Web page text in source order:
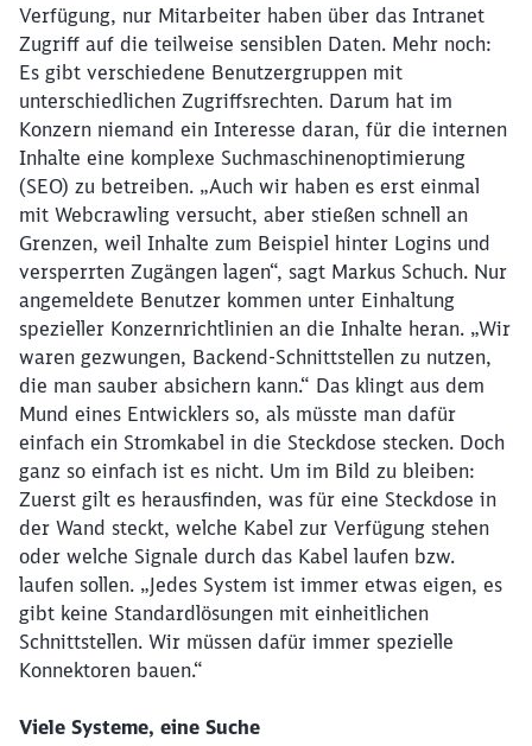
Verfügung, nur Mitarbeiter haben über das Intranet
Zugriff auf die teilweise sensiblen Daten. Mehr noch:
Es gibt verschiedene Benutzergruppen mit
unterschiedlichen Zugriffsrechten. Darum hat im
Konzern niemand ein Interesse daran, für die internen
Inhalte eine komplexe Suchmaschinenoptimierung
(SEO) zu betreiben. „Auch wir haben es erst einmal
mit Webcrawling versucht, aber stießen schnell an
Grenzen, weil Inhalte zum Beispiel hinter Logins und
versperrten Zugängen lagen“, sagt Markus Schuch. Nur
angemeldete Benutzer kommen unter Einhaltung
spezieller Konzernrichtlinien an die Inhalte heran. „Wir
waren gezwungen, Backend-Schnittstellen zu nutzen,
die man sauber absichern kann.“ Das klingt aus dem
Mund eines Entwicklers so, als müsste man dafür
einfach ein Stromkabel in die Steckdose stecken. Doch
ganz so einfach ist es nicht. Um im Bild zu bleiben:
Zuerst gilt es herausfinden, was für eine Steckdose in
der Wand steckt, welche Kabel zur Verfügung stehen
oder welche Signale durch das Kabel laufen bzw.
laufen sollen. „Jedes System ist immer etwas eigen, es
gibt keine Standardlösungen mit einheitlichen
Schnittstellen. Wir müssen dafür immer spezielle
Konnektoren bauen.“
Viele Systeme, eine Suche